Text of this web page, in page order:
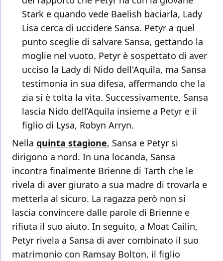
Stark e quando vede Baelish baciarla, Lady
Lisa cerca di uccidere Sansa. Petyr a quel
punto sceglie di salvare Sansa, gettando la
moglie nel vuoto. Petyr è sospettato di aver
ucciso la Lady di Nido dell'Aquila, ma Sansa
testimonia in sua difesa, affermando che la
zia si è tolta la vita. Successivamente, Sansa
lascia Nido dell’Aquila insieme a Petyr e il
figlio di Lysa, Robyn Arryn.
Nella quinta stagione, Sansa e Petyr si
dirigono a nord. In una locanda, Sansa
incontra finalmente Brienne di Tarth che le
rivela di aver giurato a sua madre di trovarla e
metterla al sicuro. La ragazza però non si
lascia convincere dalle parole di Brienne e
rifiuta il suo aiuto. In seguito, a Moat Cailin,
Petyr rivela a Sansa di aver combinato il suo
matrimonio con Ramsay Bolton, il figlio